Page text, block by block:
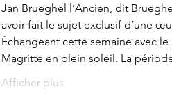
Jan Brueghel l’Ancien, dit
avoir fait le sujet exclusif d’une
Échangeant cette semaine avec
Magritte en plein soleil. La
Afficher plus